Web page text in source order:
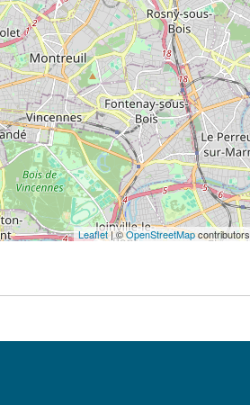
Leaflet| ©OpenStreetMapcontributors